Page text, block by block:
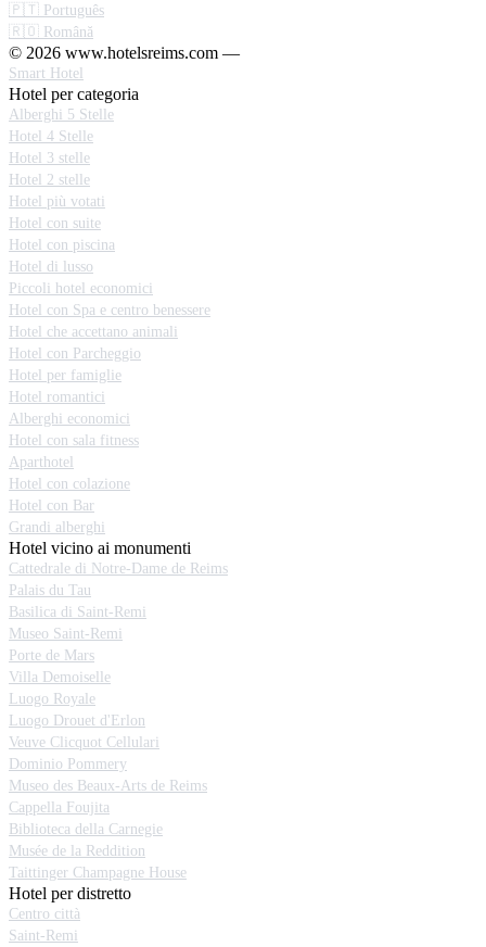
🇵🇹 Português
🇷🇴 Română
© 2026 www.hotelsreims.com —
Smart Hotel
Hotel per categoria
Alberghi 5 Stelle
Hotel 4 Stelle
Hotel 3 stelle
Hotel 2 stelle
Hotel più votati
Hotel con suite
Hotel con piscina
Hotel di lusso
Piccoli hotel economici
Hotel con Spa e centro benessere
Hotel che accettano animali
Hotel con Parcheggio
Hotel per famiglie
Hotel romantici
Alberghi economici
Hotel con sala fitness
Aparthotel
Hotel con colazione
Hotel con Bar
Grandi alberghi
Hotel vicino ai monumenti
Cattedrale di Notre-Dame de Reims
Palais du Tau
Basilica di Saint-Remi
Museo Saint-Remi
Porte de Mars
Villa Demoiselle
Luogo Royale
Luogo Drouet d'Erlon
Veuve Clicquot Cellulari
Dominio Pommery
Museo des Beaux-Arts de Reims
Cappella Foujita
Biblioteca della Carnegie
Musée de la Reddition
Taittinger Champagne House
Hotel per distretto
Centro città
Saint-Remi